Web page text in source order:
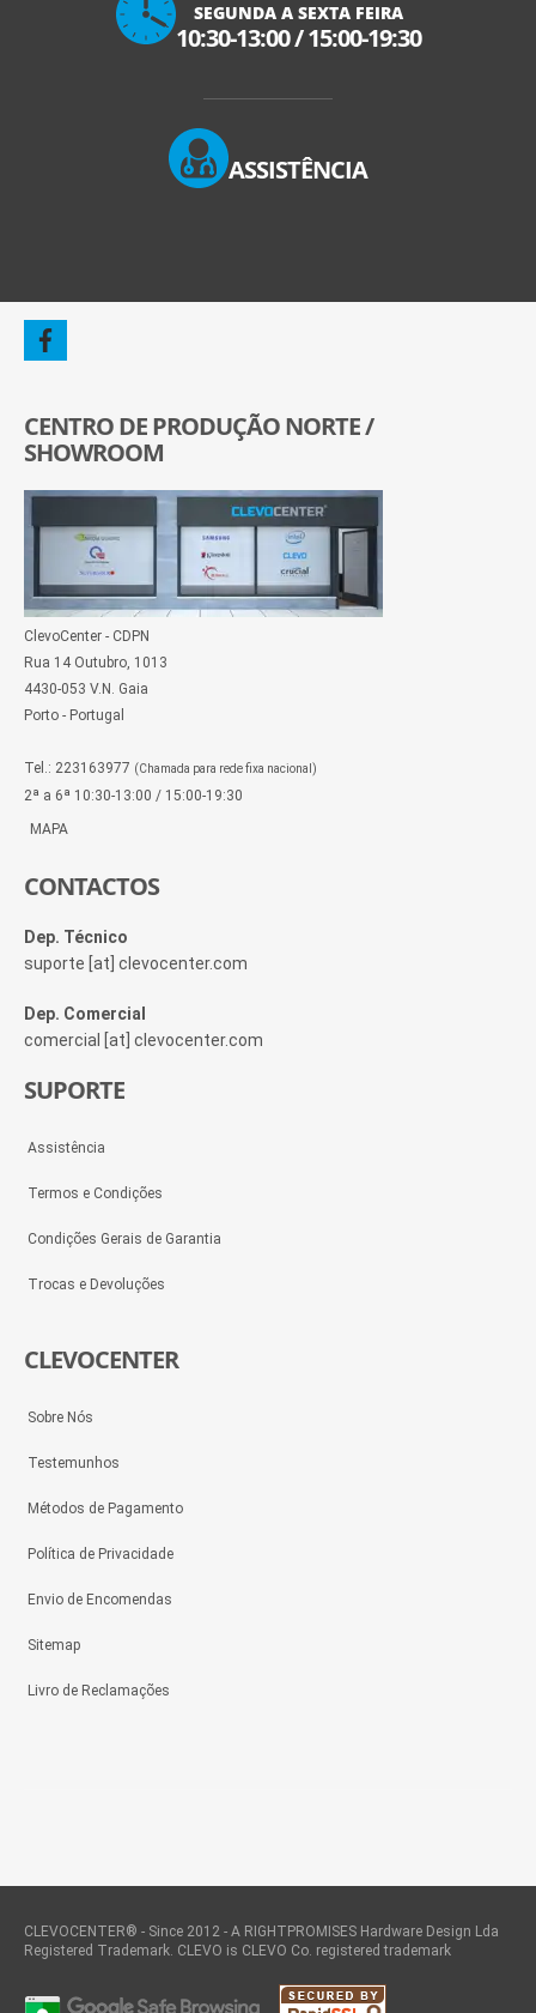
SEGUNDA A SEXTA FEIRA
10:30-13:00/15:00-19:30
ASSISTÊNCIA
CENTRO DE PRODUÇÃO NORTE /
SHOWROOM
ClevoCenter - CDPN
Rua 14 Outubro, 1013
4430-053 V.N. Gaia
Porto - Portugal
Tel.: 223163977 (Chamada para rede fixa nacional)
2ª a 6ª 10:30-13:00 / 15:00-19:30
MAPA
CONTACTOS
Dep. Técnico
suporte [at] clevocenter.com
Dep. Comercial
comercial [at] clevocenter.com
SUPORTE
Assistência
Termos e Condições
Condições Gerais de Garantia
Trocas e Devoluções
CLEVOCENTER
Sobre Nós
Testemunhos
Métodos de Pagamento
Política de Privacidade
Envio de Encomendas
Sitemap
Livro de Reclamações
CLEVOCENTER® - Since 2012 - A RIGHTPROMISES Hardware Design Lda
Registered Trademark. CLEVO is CLEVO Co. registered trademark